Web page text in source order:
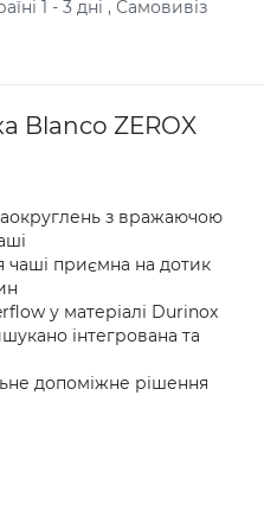
1 - 3 дні , Самовивіз
Blanco ZEROX
з вражаючою
чаші приємна на дотик
у матеріалі Durinox
інтегрована та
допоміжне рішення